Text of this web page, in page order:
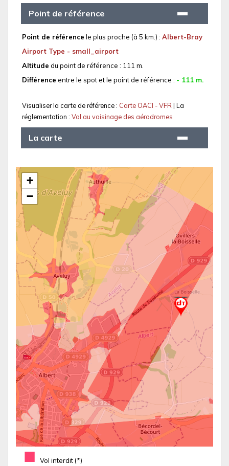
Point de référence
Point de référence le plus proche (à 5 km.) : Albert-Bray
Airport Type - small_airport
Altitude du point de référence : 111 m.
Différence entre le spot et le point de référence : - 111 m.
Visualiser la carte de référence : Carte OACI - VFR| La
réglementation : Vol au voisinage des aérodromes
La carte
■ Vol interdit (*)